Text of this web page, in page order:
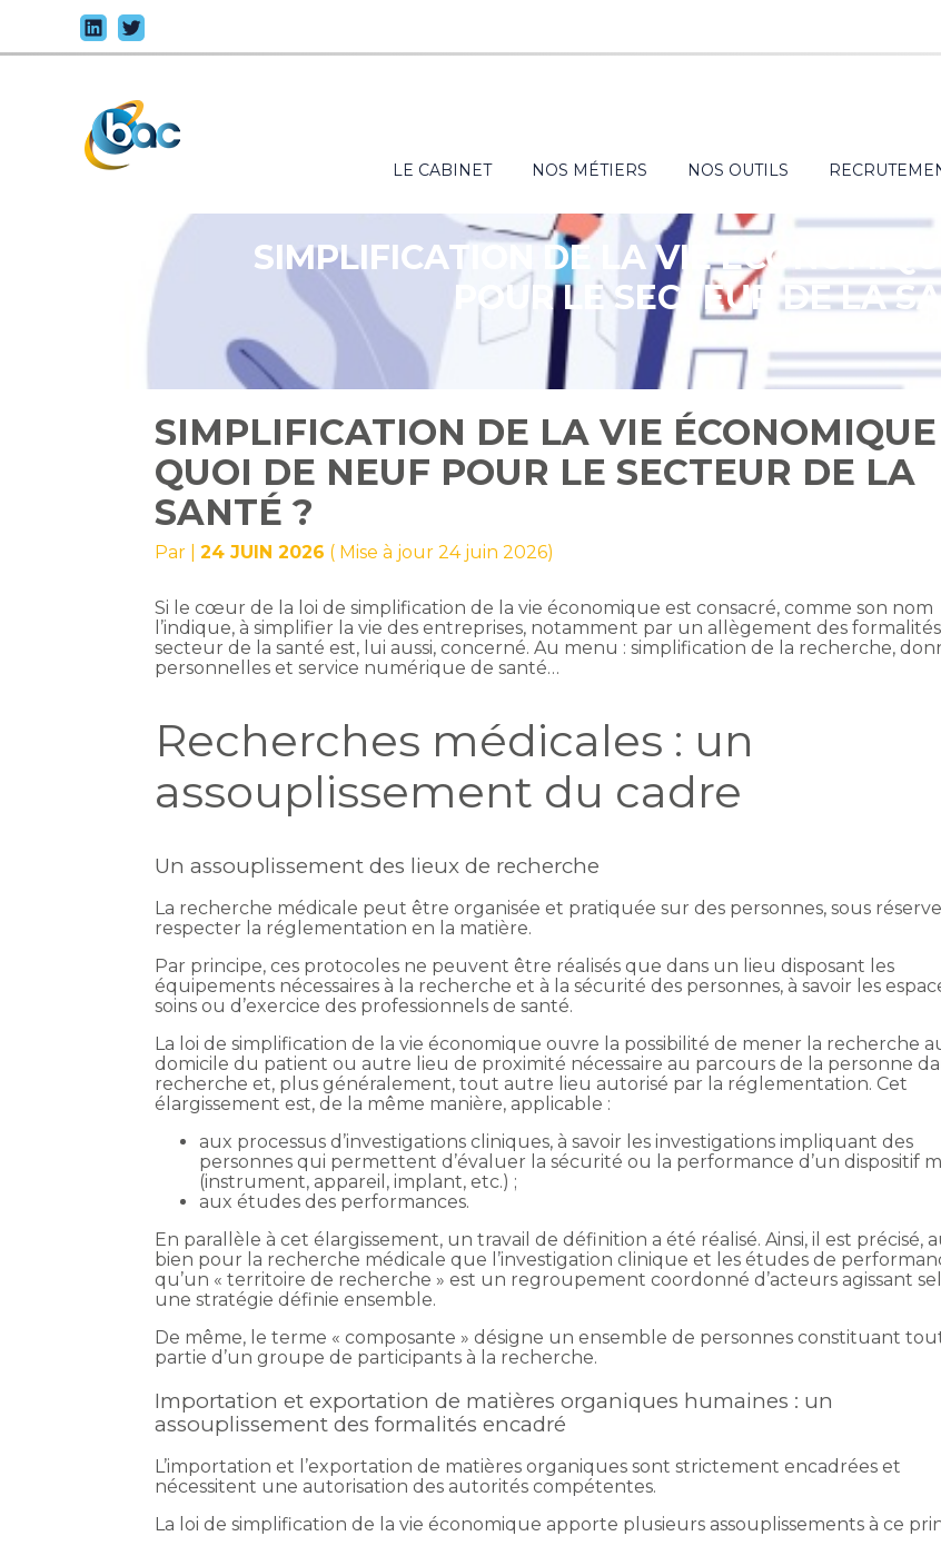
Principal
LE CABINET NOS MÉTIERS NOS OUTILS
SIMPLIFICATION DE LA VIE
POUR LE SECTEUR DE LA
SIMPLIFICATION DE LA VIE
QUOI DE NEUF POUR LE SECTEUR DE LA
SANTÉ ?
Par |24 JUIN 2026 ( Mise à jour 24 juin 2026)
Si le cœur de la loi de simplification de la vie économique est consacré, comme son nom
l’indique, à simplifier la vie des entreprises, notamment par un allègement des
secteur de la santé est, lui aussi, concerné. Au menu : simplification de la recherche,
personnelles et service numérique de santé…
Recherches médicales : un
assouplissement du cadre
Un assouplissement des lieux de recherche
La recherche médicale peut être organisée et pratiquée sur des personnes, sous
respecter la réglementation en la matière.
Par principe, ces protocoles ne peuvent être réalisés que dans un lieu disposant les
équipements nécessaires à la recherche et à la sécurité des personnes, à savoir les
soins ou d’exercice des professionnels de santé.
La loi de simplification de la vie économique ouvre la possibilité de mener la recherche
domicile du patient ou autre lieu de proximité nécessaire au parcours de la personne
recherche et, plus généralement, tout autre lieu autorisé par la réglementation. Cet
élargissement est, de la même manière, applicable :
aux processus d’investigations cliniques, à savoir les investigations impliquant des
personnes qui permettent d’évaluer la sécurité ou la performance d’un dispositif
(instrument, appareil, implant, etc.) ;
aux études des performances.
En parallèle à cet élargissement, un travail de définition a été réalisé. Ainsi, il est précisé,
bien pour la recherche médicale que l’investigation clinique et les études de
qu’un « territoire de recherche » est un regroupement coordonné d’acteurs agissant
une stratégie définie ensemble.
De même, le terme « composante » désigne un ensemble de personnes constituant
partie d’un groupe de participants à la recherche.
Importation et exportation de matières organiques humaines : un
assouplissement des formalités encadré
L’importation et l’exportation de matières organiques sont strictement encadrées et
nécessitent une autorisation des autorités compétentes.
La loi de simplification de la vie économique apporte plusieurs assouplissements à ce